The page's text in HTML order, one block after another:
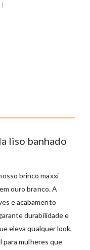
liso banhado
brinco maxxi
ouro branco. A
e acabamento
durabilidade e
eleva qualquer look,
para mulheres que